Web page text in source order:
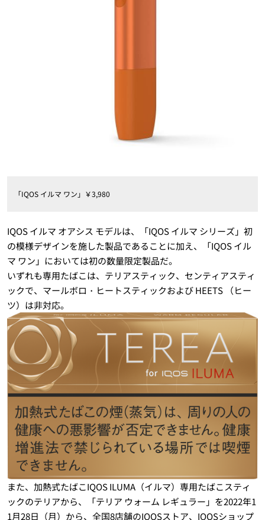
「IQOS イルマ ワン」￥3,980
IQOS イルマ オアシス モデルは、「IQOS イルマ シリーズ」初
の模様デザインを施した製品であることに加え、「IQOS イル
マ ワン」においては初の数量限定製品だ。
いずれも専用たばこは、テリアスティック、センティアスティ
ックで、マールボロ・ヒートスティックおよび HEETS （ヒー
ツ）は非対応。
また、加熱式たばこIQOS ILUMA（イルマ）専用たばこスティ
ックのテリアから、「テリア ウォーム レギュラー」を2022年1
1月28日（月）から、全国8店舗のIQOSストア、IQOSショップ